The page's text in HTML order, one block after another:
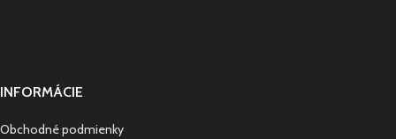
INFORMÁCIE
Obchodné podmienky